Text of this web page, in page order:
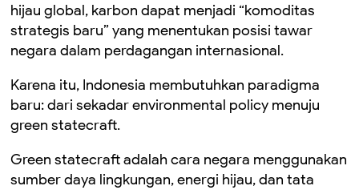
hijau global, karbon dapat menjadi “komoditas
strategis baru” yang menentukan posisi tawar
negara dalam perdagangan internasional.
Karena itu, Indonesia membutuhkan paradigma
baru: dari sekadar environmental policy menuju
green statecraft.
Green statecraft adalah cara negara menggunakan
sumber daya lingkungan, energi hijau, dan tata